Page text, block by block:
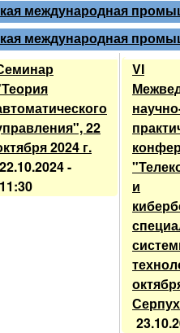
международная
международная
22
2024 г.
22.10.2024 -
11:30
VI
и